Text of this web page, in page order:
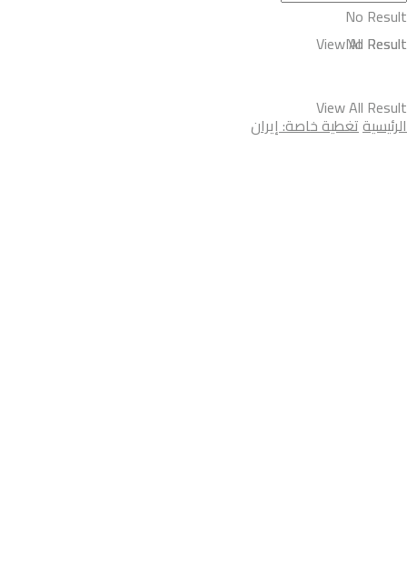
No Result
View All Result
No Result
View All Result
الرئيسيةتغطية خاصة: إيران